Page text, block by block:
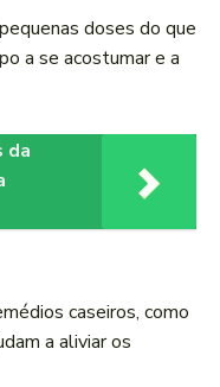
doses do que
a se acostumar e a
da
caseiros, como
a aliviar os